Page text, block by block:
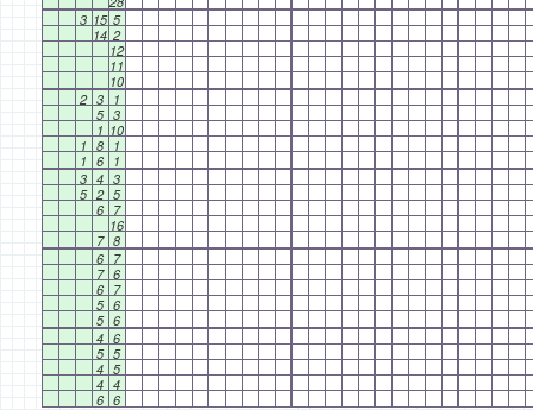
3 15 5
14 2
12
11
10
2 3
1
5 3
1 10
1 8
1
1 6
1
3 4 3
5 2 5
6 7
16
7 8
6 7
7 6
6 7
5 6
5 6
4 6
5 5
4 5
4 4
6 6